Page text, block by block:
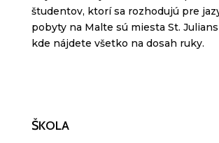
študentov, ktorí sa rozhodujú pre
pobyty na Malte sú miesta St. Julians
kde nájdete všetko na dosah ruky.
ŠKOLA